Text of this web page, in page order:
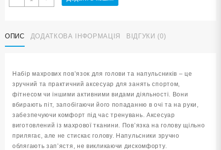
спортивний
голову
та
3HTW-
ОПИС ДОДАТКОВА ІНФОРМАЦІЯ ВІДГУКИ (0)
Набір махрових пов’язок для голови та напульсників – це
зручний та практичний аксесуар для занять спортом,
фітнесом чи іншими активними видами діяльності. Вони
вбирають піт, запобігаючи його попаданню в очі та на руки,
забезпечуючи комфорт під час тренувань. Аксесуар
виготовлений із махрової тканини. Пов’язка на голову щільно
прилягає, але не стискає голову. Напульсники зручно
облягають зап’ястя, не викликаючи дискомфорту.